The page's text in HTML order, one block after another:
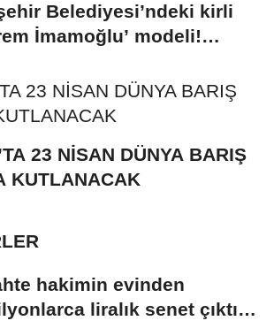
Belediyesi’ndeki kirli
İmamoğlu’ modeli!
23 NİSAN DÜNYA BARIŞ
KUTLANACAK
hakimin evinden
liralık senet çıktı: